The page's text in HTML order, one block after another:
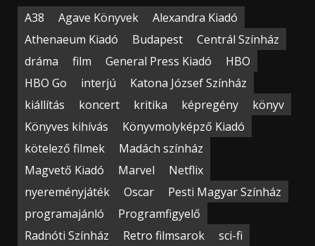
A38 Agave Könyvek
Alexandra Kiadó
Athenaeum Kiadó
Budapest
Centrál Színház
dráma
film General Press Kiadó
HBO
HBO Go
interjú
Katona József Színház
kiállítás
koncert kritika képregény
könyv
Könyves kihívás
Könyvmolyképző Kiadó
kötelező filmek
Madách színház
Magvető Kiadó
Marvel
Netflix
nyereményjáték
Oscar
Pesti Magyar Színház
programajánló
Programfigyelő
Radnóti Színház
Retro filmsarok
sci-fi